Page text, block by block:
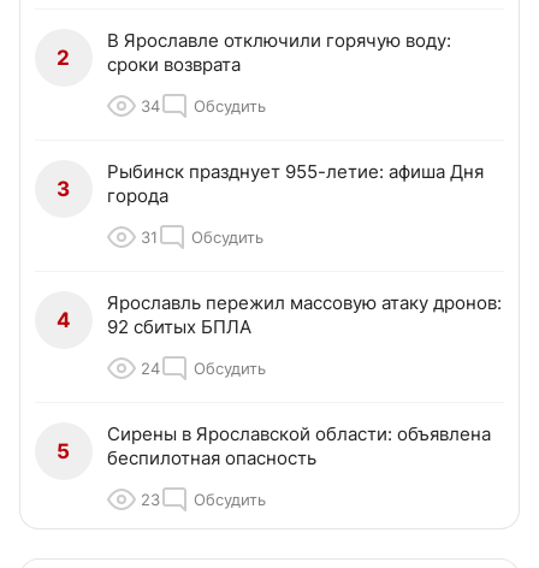
2
В Ярославле отключили горячую воду:
сроки возврата
34 Обсудить
3
Рыбинск празднует 955-летие: афиша Дня
города
31 Обсудить
4
Ярославль пережил массовую атаку дронов:
92 сбитых БПЛА
24 Обсудить
5
Сирены в Ярославской области: объявлена
беспилотная опасность
23 Обсудить